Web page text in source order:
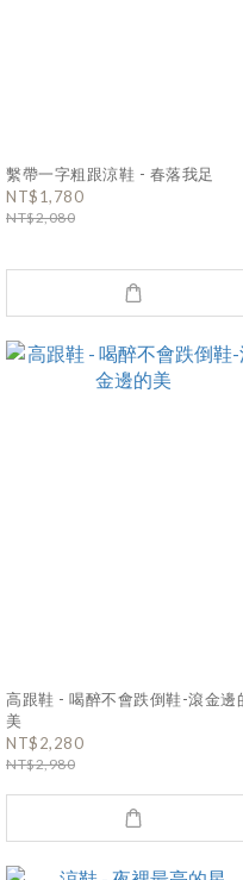
繫帶一字粗跟涼鞋 - 春落我足
NT$1,780
NT$2,080
高跟鞋 - 喝醉不會跌倒鞋-滾金邊
美
NT$2,280
NT$2,980